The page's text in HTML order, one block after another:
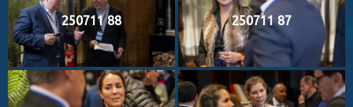
250711 88 250711 87